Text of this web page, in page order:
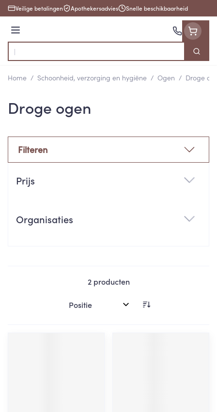
Ga naar de inhoud
Veilige betalingen Apothekersadvies Snelle beschikbaarheid
Menu
Product, merk, categorie...
Zoek
Home / Schoonheid, verzorging en hygiëne / Ogen / Droge
Droge ogen
Filteren
Prijs
Organisaties
2producten
Sorteer op: